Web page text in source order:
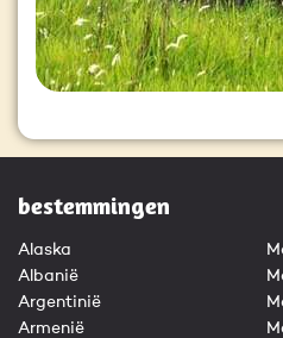
bestemmingen
Alaska
Albanië
Argentinië
Armenië